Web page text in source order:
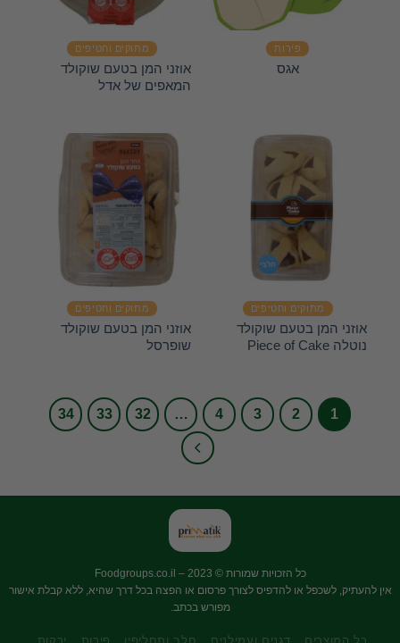
פירות
אגס
מתוקים וחטיפים
אוזני המן בטעם שוקולד
המאפים של אדל
מתוקים וחטיפים
אוזני המן בטעם שוקולד
נוטלה Piece of Cake
מתוקים וחטיפים
אוזני המן בטעם שוקולד
שופרסל
1
2
3
4
…
32
33
34
כל הזכויות שמורות © 2023 –
Foodgroups.co.il
אין להעתיק, לשכפל או להדפיס לצורך פרסום או הפצה בכל דרך שהיא, ללא קבלת אישור
מפורש בכתב.